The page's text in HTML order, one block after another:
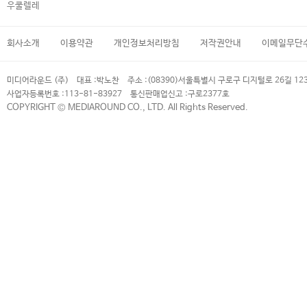
우쿨렐레
회사소개 이용약관 개인정보처리방침 저작권안내 이메일무단
미디어라운드 (주) 대표 :박노찬 주소 : (08390)서울특별시 구로구 디지털로 26길
사업자등록번호 :113-81-83927 통신판매업신고 :구로2377호
COPYRIGHT © MEDIAROUND CO., LTD. All Rights Reserved.